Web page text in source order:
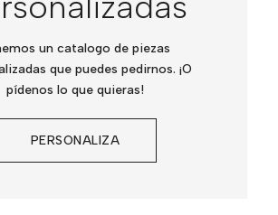
un catalogo de piezas
que puedes pedirnos. ¡O
pídenos lo que quieras!
PERSONALIZA